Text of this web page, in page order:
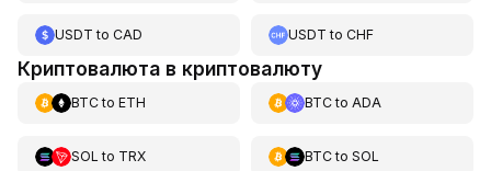
USDT to CAD USDT toCHF
Криптовалюта в криптовалюту
BTCto ETH BTCto ADA
SOL to TRX BTCto SOL